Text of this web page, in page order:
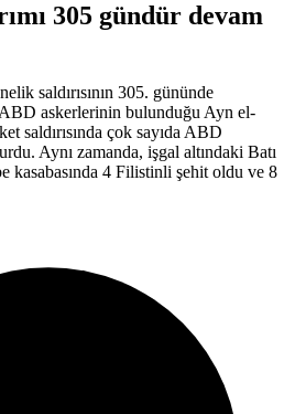
305 gündür devam
saldırısının 305. gününde
ABD askerlerinin bulunduğu Ayn el-
saldırısında çok sayıda ABD
Aynı zamanda, işgal altındaki Batı
kasabasında 4 Filistinli şehit oldu ve 8